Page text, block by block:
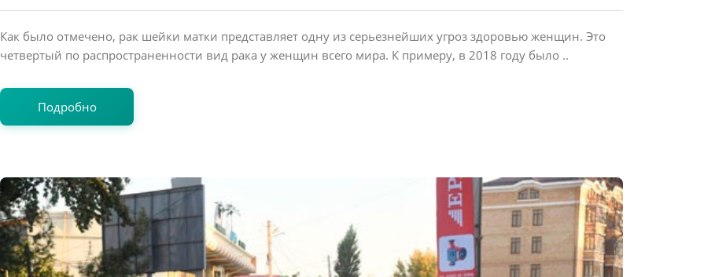
Как было отмечено, рак шейки матки представляет одну из серьезнейших угроз здоровью женщин. Это
четвертый по распространенности вид рака у женщин всего мира. К примеру, в 2018 году было ..
Подробно